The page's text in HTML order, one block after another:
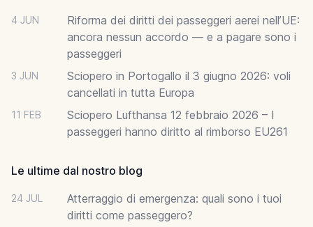
4 JUN
Riforma dei diritti dei passeggeri aerei nell’UE:
ancora nessun accordo — e a pagare sono i
passeggeri
3 JUN
Sciopero in Portogallo il 3 giugno 2026: voli
cancellati in tutta Europa
11 FEB
Sciopero Lufthansa 12 febbraio 2026 – I
passeggeri hanno diritto al rimborso EU261
Le ultime dal nostro blog
24 JUL
Atterraggio di emergenza: quali sono i tuoi
diritti come passeggero?